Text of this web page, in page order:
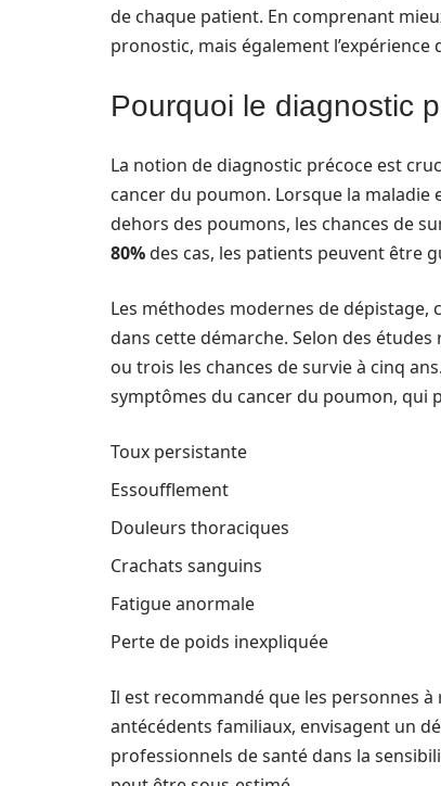
de chaque patient. En comprenant
pronostic, mais également l’expérience
Pourquoi le diagnostic
La notion de diagnostic précoce est
cancer du poumon. Lorsque la maladie
dehors des poumons, les chances de
80%des cas, les patients peuvent être
Les méthodes modernes de
dans cette démarche. Selon des
ou trois les chances de survie à cinq
symptômes du cancer du poumon, qui
Toux persistante
Essoufflement
Douleurs thoraciques
Crachats sanguins
Fatigue anormale
Perte de poids inexpliquée
Il est recommandé que les personnes
antécédents familiaux, envisagent un
professionnels de santé dans la